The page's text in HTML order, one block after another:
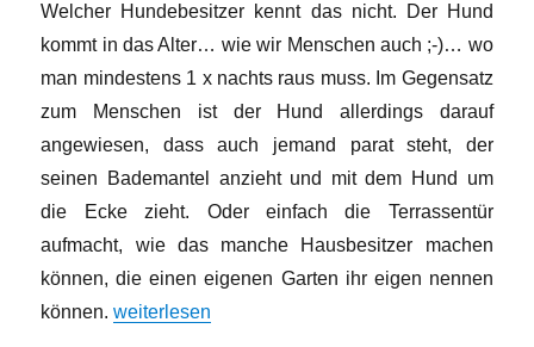
Welcher Hundebesitzer kennt das nicht. Der Hund
kommt in das Alter… wie wir Menschen auch ;-)… wo
man mindestens 1 x nachts raus muss. Im Gegensatz
zum Menschen ist der Hund allerdings darauf
angewiesen, dass auch jemand parat steht, der
seinen Bademantel anzieht und mit dem Hund um
die Ecke zieht. Oder einfach die Terrassentür
aufmacht, wie das manche Hausbesitzer machen
können, die einen eigenen Garten ihr eigen nennen
können.„Z-Wave, Sonos und OpenHAB 2 im Einsatz
weiterlesen